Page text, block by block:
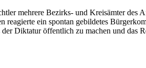
mehrere Bezirks- und Kreisämter des
ein spontan gebildetes
Diktatur öffentlich zu machen und das